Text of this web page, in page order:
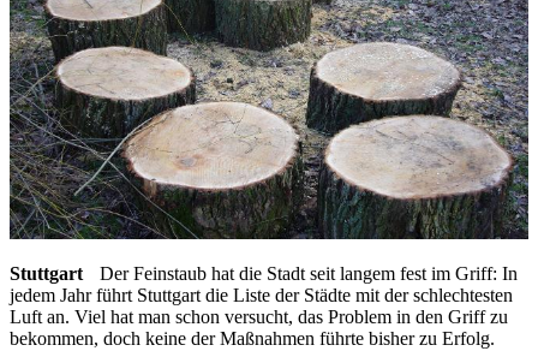
Stuttgart
Der Feinstaub hat die Stadt seit langem fest im Griff: In
jedem Jahr führt Stuttgart die Liste der Städte mit der schlechtesten
Luft an. Viel hat man schon versucht, das Problem in den Griff zu
bekommen, doch keine der Maßnahmen führte bisher zu Erfolg.